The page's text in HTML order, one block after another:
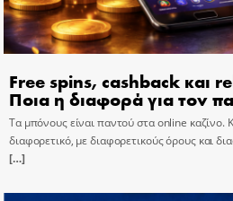
Free spins, cashback και
Ποια η διαφορά για τον
Τα μπόνους είναι παντού στα online καζίνο.
διαφορετικό, με διαφορετικούς όρους και
[…]